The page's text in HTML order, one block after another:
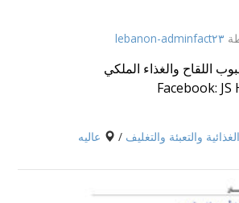
lebanon-adminfact٢٣
اللقاح والغذاء الملكي
Facebook:
والتعبئة والتغليف /
عاليه